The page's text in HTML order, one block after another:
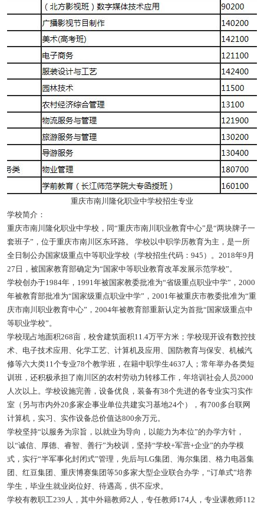
重庆市南川隆化职业中学校招生专业
学校简介：
重庆市南川隆化职业中学校，同“重庆市南川职业教育中心”是“两块牌子一
套班子”，位于重庆市南川区东环路。 学校以中职学历教育为主，是一所
全日制公办国家级重点中等职业学校（学校招生代码：945）。2018年9月
27日，被国家教育部确定为“国家中等职业教育改革发展示范学校”。
学校创办于1984年，1991年被国家教委批准为“省级重点职业中学”，2000
年被教育部批准为“国家级重点职业中学”，2001年被重庆市教委批准为“重
庆市南川职业教育中心”，2004年被教育部重新认定为首批“国家级重点中
等职业学校”。
学校现占地面积268亩，校舍建筑面积11.4万平方米；学校现开设有数控技
术、电子技术应用、化学工艺、计算机及应用、国防教育与保安、机械汽
修等六大类11个专业78个教学班，在籍中职学生4637人；常年举办各类短
训班，还积极承担了南川区的农村劳动力转移工作，年培训社会人员2000
人次以上。学校设施完善，设备优良，装备有38个先进的各专业实习实作
室（另与市内外20多家企事业单位共建实习基地24个），有700多台联网
计算机，实习、实作设备总价值达800余万元。
学校坚持“以服务为宗旨，以就业为导向，以能力为本位”的办学方针，
以“诚信、厚德、睿智、善行”为校训，坚持“学校+军营+企业”的办学模
式，实行“半军事化封闭式”管理，先后与LG集团、海尔集团、格力电器集
团、红豆集团、重庆博赛集团等50多家大型企业联合办学，“订单式”培养
学生，毕业生就业岗位好、待遇高，供不应求。
学校有教职工239人，其中外籍教师2人，专任教师174人，专业课教师112